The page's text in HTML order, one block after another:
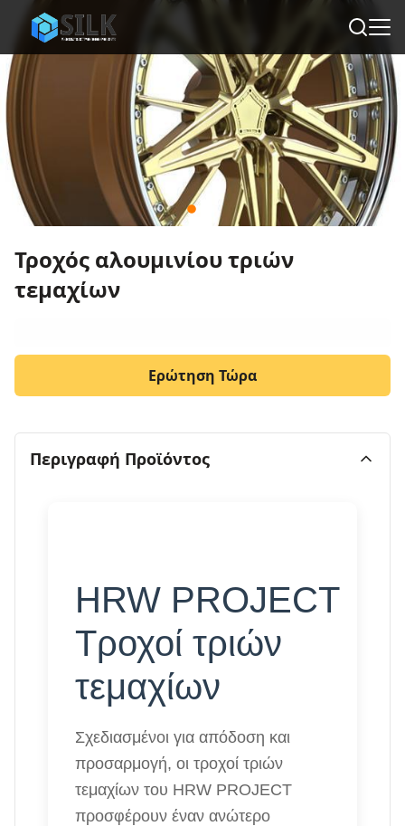
Τροχός αλουμινίου τριών
τεμαχίων
Ερώτηση Τώρα
Περιγραφή Προϊόντος
HRW PROJECT
Τροχοί τριών
τεμαχίων
Σχεδιασμένοι για απόδοση και
προσαρμογή, οι τροχοί τριών
τεμαχίων του HRW PROJECT
προσφέρουν έναν ανώτερο